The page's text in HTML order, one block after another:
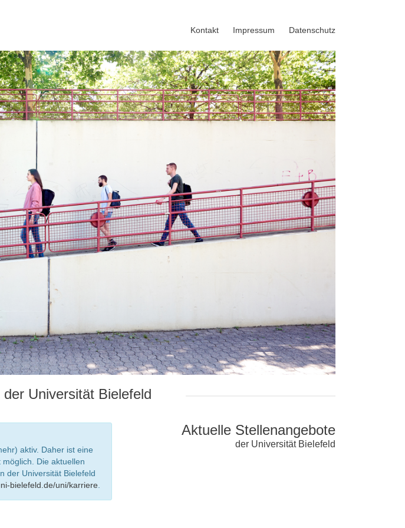
Kontakt Impressum Datenschutz
Universität Bielefeld
aktiv. Daher ist eine
Die aktuellen
der Universität Bielefeld
bielefeld.de/uni/karriere
Aktuelle Stellenangebote
der Universität Bielefeld